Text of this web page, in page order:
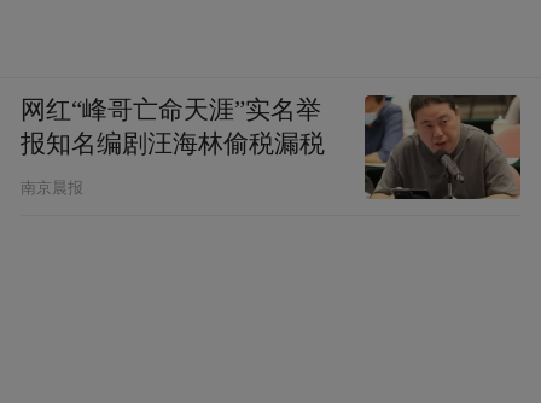
网红“峰哥亡命天涯”实名举
报知名编剧汪海林偷税漏税
南京晨报